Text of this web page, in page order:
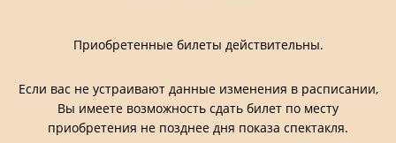
Приобретенные билеты действительны.
Если вас не устраивают данные изменения в расписании,
Вы имеете возможность сдать билет по месту
приобретения не позднее дня показа спектакля.